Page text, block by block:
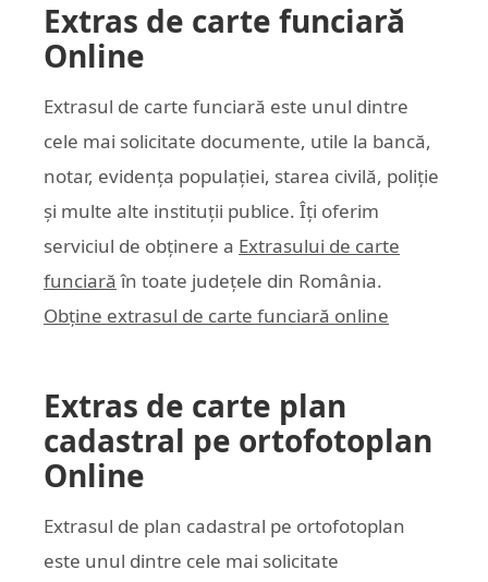
Extras de carte funciară
Online
Extrasul de carte funciară este unul dintre
cele mai solicitate documente, utile la bancă,
notar, evidența populației, starea civilă, poliție
și multe alte instituții publice. Îți oferim
serviciul de obținere a Extrasului de carte
funciară în toate județele din România.
Obține extrasul de carte funciară online
Extras de carte plan
cadastral pe ortofotoplan
Online
Extrasul de plan cadastral pe ortofotoplan
este unul dintre cele mai solicitate